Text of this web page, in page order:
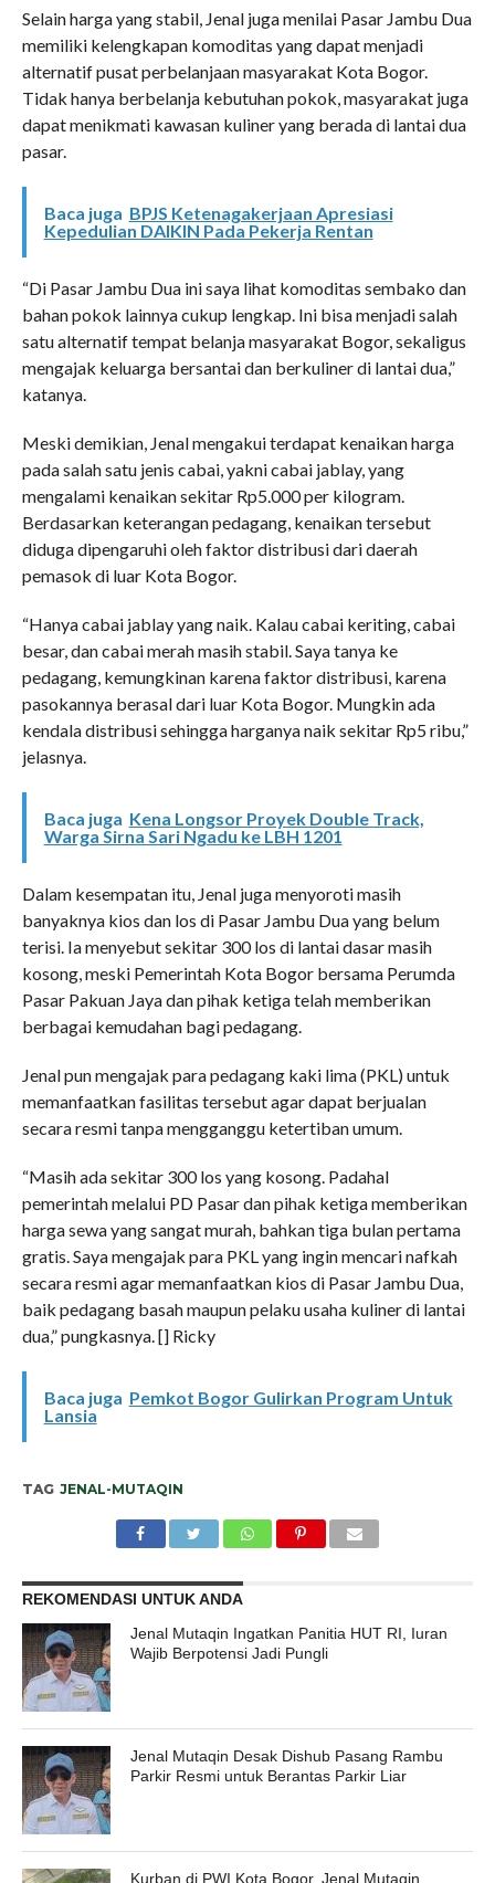
Selain harga yang stabil, Jenal juga menilai Pasar Jambu Dua
memiliki kelengkapan komoditas yang dapat menjadi
alternatif pusat perbelanjaan masyarakat Kota Bogor.
Tidak hanya berbelanja kebutuhan pokok, masyarakat juga
dapat menikmati kawasan kuliner yang berada di lantai dua
pasar.
Baca juga BPJS Ketenagakerjaan Apresiasi
Kepedulian DAIKIN Pada Pekerja Rentan
“Di Pasar Jambu Dua ini saya lihat komoditas sembako dan
bahan pokok lainnya cukup lengkap. Ini bisa menjadi salah
satu alternatif tempat belanja masyarakat Bogor, sekaligus
mengajak keluarga bersantai dan berkuliner di lantai dua,”
katanya.
Meski demikian, Jenal mengakui terdapat kenaikan harga
pada salah satu jenis cabai, yakni cabai jablay, yang
mengalami kenaikan sekitar Rp5.000 per kilogram.
Berdasarkan keterangan pedagang, kenaikan tersebut
diduga dipengaruhi oleh faktor distribusi dari daerah
pemasok di luar Kota Bogor.
“Hanya cabai jablay yang naik. Kalau cabai keriting, cabai
besar, dan cabai merah masih stabil. Saya tanya ke
pedagang, kemungkinan karena faktor distribusi, karena
pasokannya berasal dari luar Kota Bogor. Mungkin ada
kendala distribusi sehingga harganya naik sekitar Rp5 ribu,”
jelasnya.
Baca juga Kena Longsor Proyek Double Track,
Warga Sirna Sari Ngadu ke LBH 1201
Dalam kesempatan itu, Jenal juga menyoroti masih
banyaknya kios dan los di Pasar Jambu Dua yang belum
terisi. Ia menyebut sekitar 300 los di lantai dasar masih
kosong, meski Pemerintah Kota Bogor bersama Perumda
Pasar Pakuan Jaya dan pihak ketiga telah memberikan
berbagai kemudahan bagi pedagang.
Jenal pun mengajak para pedagang kaki lima (PKL) untuk
memanfaatkan fasilitas tersebut agar dapat berjualan
secara resmi tanpa mengganggu ketertiban umum.
“Masih ada sekitar 300 los yang kosong. Padahal
pemerintah melalui PD Pasar dan pihak ketiga memberikan
harga sewa yang sangat murah, bahkan tiga bulan pertama
gratis. Saya mengajak para PKL yang ingin mencari nafkah
secara resmi agar memanfaatkan kios di Pasar Jambu Dua,
baik pedagang basah maupun pelaku usaha kuliner di lantai
dua,” pungkasnya. [] Ricky
Baca juga Pemkot Bogor Gulirkan Program Untuk
Lansia
TAG JENAL-MUTAQIN
REKOMENDASI UNTUK ANDA
Jenal Mutaqin Ingatkan Panitia HUT RI, Iuran
Wajib Berpotensi Jadi Pungli
Jenal Mutaqin Desak Dishub Pasang Rambu
Parkir Resmi untuk Berantas Parkir Liar
Kurban di PWI Kota Bogor, Jenal Mutaqin